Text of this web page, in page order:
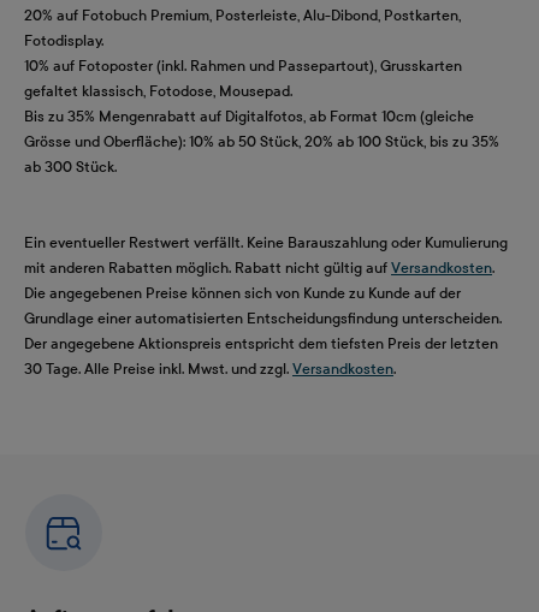
20% auf Fotobuch Premium, Posterleiste, Alu-Dibond, Postkarten,
Fotodisplay.
10% auf Fotoposter (inkl. Rahmen und Passepartout), Grusskarten
gefaltet klassisch, Fotodose, Mousepad.
Bis zu 35% Mengenrabatt auf Digitalfotos, ab Format 10cm (gleiche
Grösse und Oberfläche): 10% ab 50 Stück, 20% ab 100 Stück, bis zu 35%
ab 300 Stück.
Ein eventueller Restwert verfällt. Keine Barauszahlung oder Kumulierung
mit anderen Rabatten möglich. Rabatt nicht gültig auf Versandkosten.
Die angegebenen Preise können sich von Kunde zu Kunde auf der
Grundlage einer automatisierten Entscheidungsfindung unterscheiden.
Der angegebene Aktionspreis entspricht dem tiefsten Preis der letzten
30 Tage. Alle Preise inkl. Mwst. und zzgl. Versandkosten.